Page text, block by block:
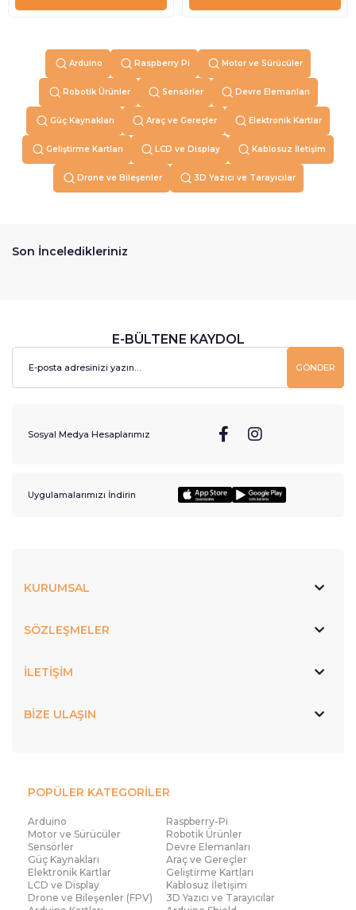
Arduino Raspberry Pi Motor ve Sürücüler
Robotik Ürünler Sensörler Devre Elemanları
Güç Kaynakları Araç ve Gereçler Elektronik Kartlar
Geliştirme Kartları LCD ve Display Kablosuz İletişim
Drone ve Bileşenler 3D Yazıcı ve Tarayıcılar
Son İnceledikleriniz
E-BÜLTENE KAYDOL
GÖNDER
Sosyal Medya Hesaplarımız
Uygulamalarımızı İndirin
KURUMSAL
SÖZLEŞMELER
İLETİŞİM
BİZE ULAŞIN
POPÜLER KATEGORİLER
Arduino
Raspberry-Pi
Motor ve Sürücüler
Robotik Ürünler
Sensörler
Devre Elemanları
Güç Kaynakları
Araç ve Gereçler
Elektronik Kartlar
Geliştirme Kartları
LCD ve Display
Kablosuz İletişim
Drone ve Bileşenler (FPV)
3D Yazıcı ve Tarayıcılar